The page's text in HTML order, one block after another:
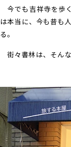
今でも吉祥寺を歩
は本当に、今も昔も
る。
街々書林は、そんな